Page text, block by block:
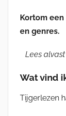
Kortom
en genres.
Lees
Wat vind
Tijgerlezen